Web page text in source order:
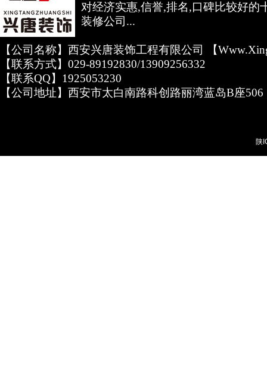
对经济实惠,信誉,排名,口碑比较好的
装修公司...
【公司名称】西安兴唐装饰工程有限公司 【
【联系方式】029-89192830/13909256332
【联系QQ】1925053230
【公司地址】西安市太白南路科创路丽湾蓝岛B座506
陕